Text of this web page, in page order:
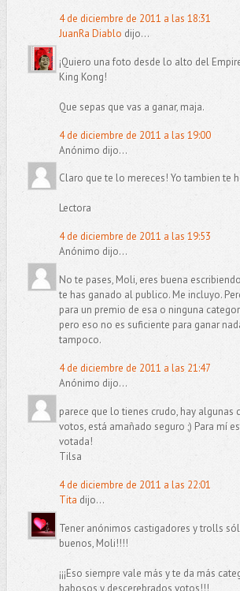
4 de diciembre de 2011 a las 18:31
JuanRa Diablo dijo...
¡Quiero una foto desde lo alto del
King Kong!
Que sepas que vas a ganar, maja.
4 de diciembre de 2011 a las 19:00
Anónimo dijo...
Claro que te lo mereces! Yo tambien te
Lectora
4 de diciembre de 2011 a las 19:53
Anónimo dijo...
No te pases, Moli, eres buena
te has ganado al publico. Me incluyo.
para un premio de esa o ninguna
pero eso no es suficiente para ganar
tampoco.
4 de diciembre de 2011 a las 21:47
Anónimo dijo...
parece que lo tienes crudo, hay algunas
votos, está amañado seguro ;) Para mí
votada!
Tilsa
4 de diciembre de 2011 a las 22:01
Tita dijo...
Tener anónimos castigadores y trolls
buenos, Moli!!!!
¡¡¡Eso siempre vale más y te da más
babosos y descerebrados votos!!!